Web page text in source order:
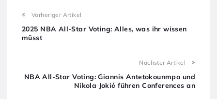
Vorheriger Artikel
2025 NBA All-Star Voting: Alles, was ihr wissen
müsst
Nächster Artikel
NBA All-Star Voting: Giannis Antetokounmpo und
Nikola Jokić führen Conferences an